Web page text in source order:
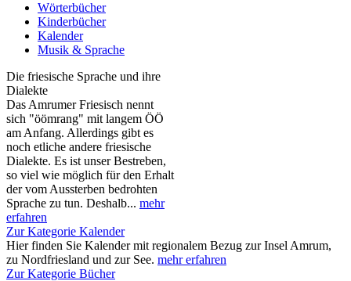
Wörterbücher
Kinderbücher
Kalender
Musik & Sprache
Die friesische Sprache und ihre
Dialekte
Das Amrumer Friesisch nennt
sich "öömrang" mit langem ÖÖ
am Anfang. Allerdings gibt es
noch etliche andere friesische
Dialekte. Es ist unser Bestreben,
so viel wie möglich für den Erhalt
der vom Aussterben bedrohten
Sprache zu tun. Deshalb... mehr
erfahren
Zur Kategorie Kalender
Hier finden Sie Kalender mit regionalem Bezug zur Insel Amrum,
zu Nordfriesland und zur See. mehr erfahren
Zur Kategorie Bücher